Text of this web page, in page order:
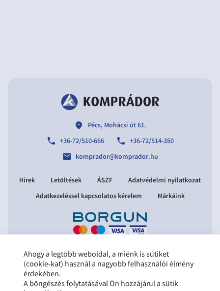
location
Pécs, Mohácsi út 61.
phone +36-72/510-666 phone +36-72/514-350
email komprador@komprador.hu
Hírek Letöltések ÁSZF
Adatvédelmi nyilatkozat
Adatkezeléssel kapcsolatos kérelem
Márkáink
Copyright © 2021 Komprádor Kft.
Minden jog fenntartva.
Tervezte és készítette:
az Octopus 8 ERP forgalmazója.
Ahogy a legtöbb weboldal, a miénk is sütiket
(cookie-kat) használ a nagyobb felhasználói élmény
érdekében.
A böngészés folytatásával Ön hozzájárul a sütik